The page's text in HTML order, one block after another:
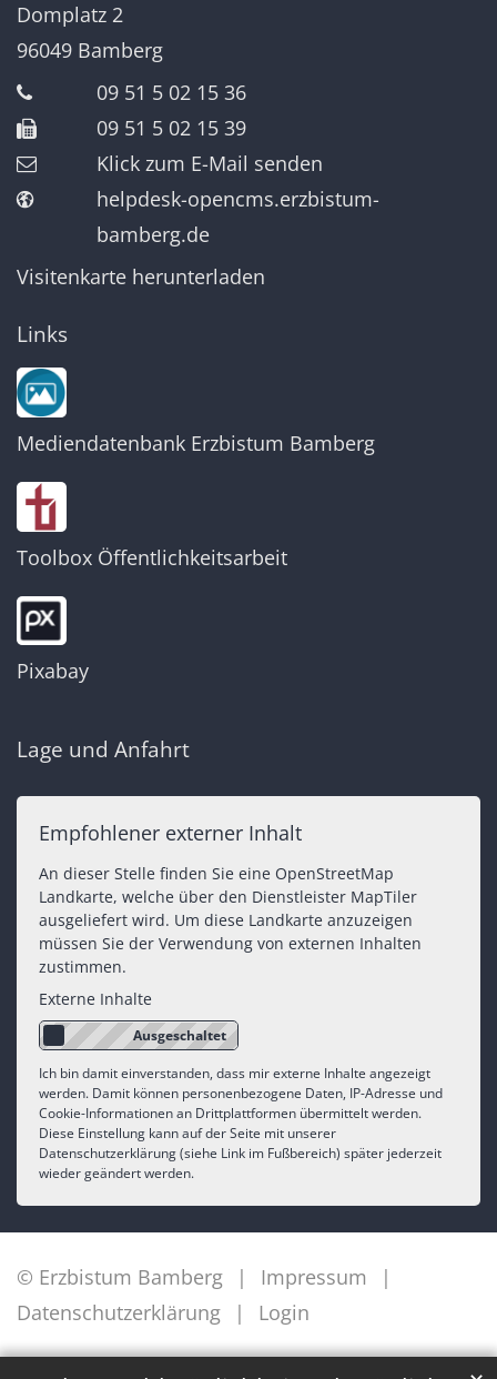
Domplatz 2
96049 Bamberg
09 51 5 02 15 36
09 51 5 02 15 39
Klick zum E-Mail senden
helpdesk-opencms.erzbistum-
bamberg.de
Visitenkarte herunterladen
Links
Mediendatenbank Erzbistum Bamberg
Toolbox Öffentlichkeitsarbeit
Pixabay
Lage und Anfahrt
Empfohlener externer Inhalt
An dieser Stelle finden Sie eine OpenStreetMap
Landkarte, welche über den Dienstleister MapTiler
ausgeliefert wird. Um diese Landkarte anzuzeigen
müssen Sie der Verwendung von externen Inhalten
zustimmen.
Externe Inhalte
Ich bin damit einverstanden, dass mir externe Inhalte angezeigt
werden. Damit können personenbezogene Daten, IP-Adresse und
Cookie-Informationen an Drittplattformen übermittelt werden.
Diese Einstellung kann auf der Seite mit unserer
Datenschutzerklärung (siehe Link im Fußbereich) später jederzeit
wieder geändert werden.
© Erzbistum Bamberg
Impressum
Datenschutzerklärung
Login